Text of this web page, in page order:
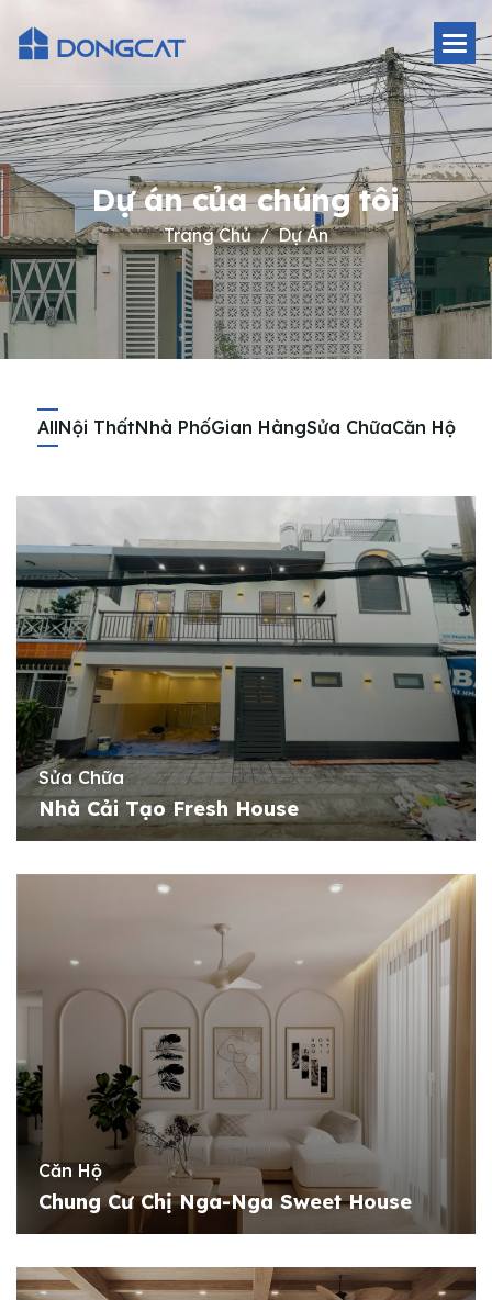
Dự án của chúng tôi
Trang Chủ Dự Án
AllNội ThấtNhà PhốGian HàngSửa ChữaCăn Hộ
Sửa Chữa
Nhà Cải Tạo Fresh House
Căn Hộ
Chung Cư Chị Nga-Nga Sweet House